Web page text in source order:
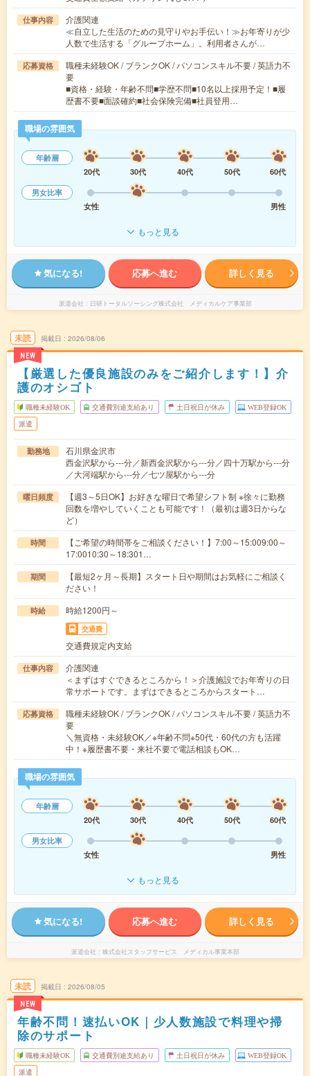
仕事内容
介護関連
≪自立した生活のための見守りやお手伝い！≫お年寄りが少
人数で生活する「グループホーム」。利用者さんが…
応募資格
職種未経験OK / ブランクOK / パソコンスキル不要 / 英語力不
要
■資格・経験・年齢不問■学歴不問■10名以上採用予定！■履
歴書不要■面談確約■社会保険完備■社員登用…
職場の雰囲気
年齢層
20代
30代 40代 50代
60代
男女比率
女性
男性
もっと見る
気になる! 応募へ進む 詳しく見る
派遣会社 日研トータルソーシング株式会社 メディカルケア事業部
未読
NEW
掲載日 2026/08/06
【厳選した優良施設のみをご紹介します！】介
護のオシゴト
職種未経験OK 交通費別途支給あり 土日祝日が休み WEB登録OK
派遣
勤務地
石川県金沢市
西金沢駅から---分／新西金沢駅から---分／四十万駅から---分
／大河端駅から---分／七ツ屋駅から---分
曜日頻度
【週3～5日OK】お好きな曜日で希望シフト制 ※徐々に勤務
回数を増やしていくことも可能です！（最初は週3日からな
ど）
時間
【ご希望の時間帯をご相談ください！】7:00～15:009:00～
17:0010:30～18:301…
期間
【最短2ヶ月～長期】スタート日や期間はお気軽にご相談く
ださい！
時給 時給1200円～
交通費
交通費規定内支給
仕事内容
介護関連
＜まずはすぐできるところから！＞介護施設でお年寄りの日
常サポートです。まずはできるところからスタート…
応募資格
職種未経験OK / ブランクOK / パソコンスキル不要 / 英語力不
要
＼無資格・未経験OK／※年齢不問※50代・60代の方も活躍
中！※履歴書不要・来社不要で電話相談もOK…
職場の雰囲気
年齢層
20代
30代 40代 50代
60代
男女比率
女性
男性
もっと見る
気になる! 応募へ進む 詳しく見る
派遣会社 株式会社スタッフサービス メディカル事業本部
未読
NEW
掲載日 2026/08/05
年齢不問！速払いOK｜少人数施設で料理や掃
除のサポート
職種未経験OK 交通費別途支給あり 土日祝日が休み WEB登録OK
派遣